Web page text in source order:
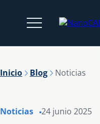
Inicio Blog Noticias
Noticias 24 junio 2025